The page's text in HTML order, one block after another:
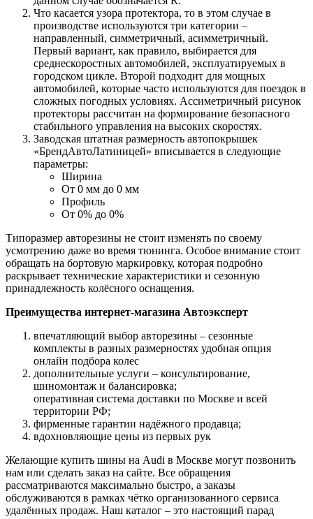
Что касается узора протектора, то в этом случае в
производстве используются три категории –
направленный, симметричный, асимметричный.
Первый вариант, как правило, выбирается для
среднескоростных автомобилей, эксплуатируемых в
городском цикле. Второй подходит для мощных
автомобилей, которые часто используются для поездок в
сложных погодных условиях. Ассиметричный рисунок
протекторы рассчитан на формирование безопасного
стабильного управления на высоких скоростях.
Заводская штатная размерность автопокрышек
«БрендАвтоЛатиницей» вписывается в следующие
параметры:
Ширина
От 0 мм до 0 мм
Профиль
От 0% до 0%
Типоразмер авторезины не стоит изменять по своему
усмотрению даже во время тюнинга. Особое внимание стоит
обращать на бортовую маркировку, которая подробно
раскрывает технические характеристики и сезонную
принадлежность колёсного оснащения.
Преимущества интернет-магазина Автоэксперт
впечатляющий выбор авторезины – сезонные
комплекты в разных размерностях удобная опция
онлайн подбора колес
дополнительные услуги – консультирование,
шиномонтаж и балансировка;
оперативная система доставки по Москве и всей
территории РФ;
фирменные гарантии надёжного продавца;
вдохновляющие цены из первых рук
Желающие купить шины на Audi в Москве могут позвонить
нам или сделать заказ на сайте. Все обращения
рассматриваются максимально быстро, а заказы
обслуживаются в рамках чётко организованного сервиса
удалённых продаж. Наш каталог – это настоящий парад